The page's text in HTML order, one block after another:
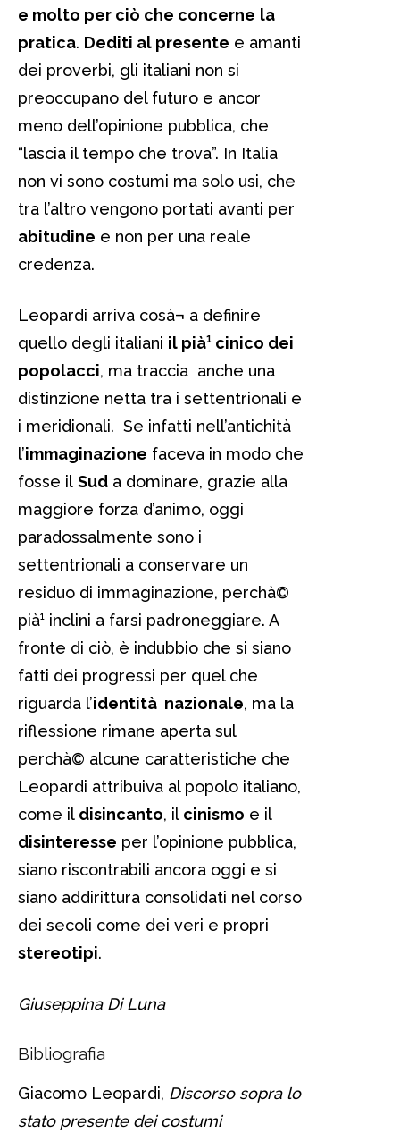
e molto per ciò che concerne la
pratica. Dediti al presente e amanti
dei proverbi, gli italiani non si
preoccupano del futuro e ancor
meno dell’opinione pubblica, che
“lascia il tempo che trova”. In Italia
non vi sono costumi ma solo usi, che
tra l’altro vengono portati avanti per
abitudine e non per una reale
credenza.
Leopardi arriva cosà¬ a definire
quello degli italiani il pià¹ cinico dei
popolacci, ma traccia anche una
distinzione netta tra i settentrionali e
i meridionali. Se infatti nell’antichità
l’immaginazione faceva in modo che
fosse il Sud a dominare, grazie alla
maggiore forza d’animo, oggi
paradossalmente sono i
settentrionali a conservare un
residuo di immaginazione, perchà©
pià¹ inclini a farsi padroneggiare. A
fronte di ciò, è indubbio che si siano
fatti dei progressi per quel che
riguarda l’identità nazionale, ma la
riflessione rimane aperta sul
perchà© alcune caratteristiche che
Leopardi attribuiva al popolo italiano,
come il disincanto, il cinismo e il
disinteresse per l’opinione pubblica,
siano riscontrabili ancora oggi e si
siano addirittura consolidati nel corso
dei secoli come dei veri e propri
stereotipi.
Giuseppina Di Luna
Bibliografia
Giacomo Leopardi, Discorso sopra lo
stato presente dei costumi